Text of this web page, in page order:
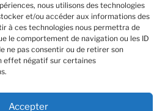
nous utilisons des technologies
et/ou accéder aux informations des
à ces technologies nous permettra de
le comportement de navigation ou les ID
ne pas consentir ou de retirer son
effet négatif sur certaines
Accepter